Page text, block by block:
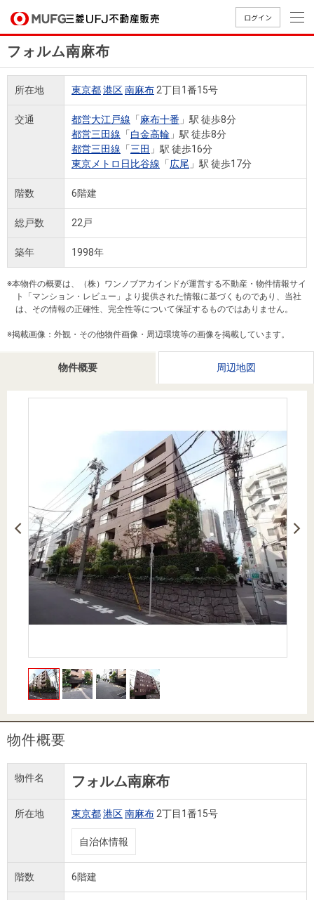
ログイン
買いたいTOP
中古
マン
ショ
ンを
探す
中古
一戸
建て
す
投
用
を
探
す
件を
購入向け
サービス
住宅ロー
ンシミュ
レーショ
ン
住まい1プ
ラス（お
役立ちコ
ラム）
税金の本
（電子ブ
売りたいTOP
無
料
査
定
相
談
売却
時手
金額
サービス
周辺相場
検索
住まい1プ
ラス（お
役立ちコ
ラム）
住まいと
暮らしの
税金の本
売却ガイ
ド
店舗案内TOP
店舗のご
案内（首
都圏）
古屋）
西）
会社情報TOP
ごあいさ
つ
経営ビジ
ョン
組織図
役員一
覧
沿革
本社地
ニュース
リリース
（電子ブ
採用情報TOP
新卒採用
情報
買いたい
売りたい
採用情報
法人のお客さま
提携企業にお勤めの方
閉じる
フォルム南麻布
物件概要 周辺地図
所在地 東京都港区南麻布 2丁目1番15号
交通 都営大江戸線 「麻布十番 」駅 徒歩8分
都営三田線 「白金高輪 」駅 徒歩8分
都営三田線 「三田 」駅 徒歩16分
東京メトロ日比谷線 「広尾 」駅 徒歩17分
階数 6階建
総戸数 22戸
築年 1998年
※本物件の概要は、（株）ワンノブアカインドが運営する不動産・物件情報サイ
ト「マンション・レビュー」より提供された情報に基づくものであり、当社
は、その情報の正確性、完全性等について保証するものではありません。
※掲載画像：外観・その他物件画像・周辺環境等の画像を掲載しています。
物件概要
物件名 フォルム南麻布
所在地 東京都港区南麻布 2丁目1番15号
自治体情報
階数 6階建